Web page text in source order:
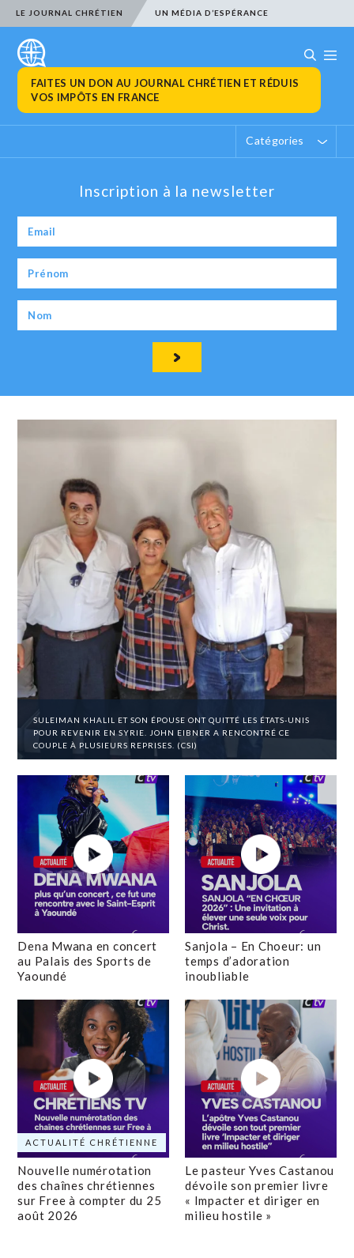
LE JOURNAL CHRÉTIEN UN MÉDIA D’ESPÉRANCE
FAITES UN DON AU JOURNAL CHRÉTIEN ET RÉDUIS
VOS IMPÔTS EN FRANCE
Catégories
Inscription à la newsletter
SULEIMAN KHALIL ET SON ÉPOUSE ONT QUITTÉ LES ÉTATS-UNIS
POUR REVENIR EN SYRIE. JOHN EIBNER A RENCONTRÉ CE
COUPLE À PLUSIEURS REPRISES. (CSI)
Dena Mwana en concert
au Palais des Sports de
Yaoundé
Sanjola – En Choeur: un
temps d’adoration
inoubliable
ACTUALITÉ CHRÉTIENNE
Nouvelle numérotation
des chaînes chrétiennes
sur Free à compter du 25
août 2026
Le pasteur Yves Castanou
dévoile son premier livre
« Impacter et diriger en
milieu hostile »